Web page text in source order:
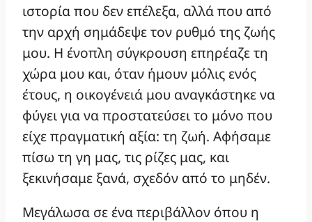
ιστορία που δεν επέλεξα, αλλά που από
την αρχή σημάδεψε τον ρυθμό της ζωής
μου. Η ένοπλη σύγκρουση επηρέαζε τη
χώρα μου και, όταν ήμουν μόλις ενός
έτους, η οικογένειά μου αναγκάστηκε να
φύγει για να προστατεύσει το μόνο που
είχε πραγματική αξία: τη ζωή. Αφήσαμε
πίσω τη γη μας, τις ρίζες μας, και
ξεκινήσαμε ξανά, σχεδόν από το μηδέν.
Μεγάλωσα σε ένα περιβάλλον όπου η